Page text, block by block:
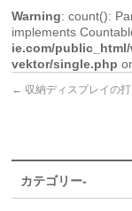
Warning: count():
implements
ie.com/
vektor/single.php
← 収納ディスプレイの
カテゴリー-